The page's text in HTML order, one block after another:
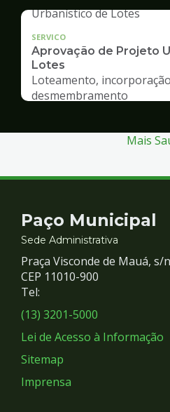
SERVICO
Aprovação de Projeto
Lotes
Loteamento,
desmembramento
Mais
Contato
e
Redes
Sociais
Paço Municipal
Sede Administrativa
Praça Visconde de Mauá, s/
CEP 11010-900
Tel:
(13) 3201-5000
Lei de Acesso à Informação
Sitemap
Imprensa